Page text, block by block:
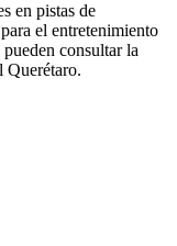
en pistas de
el entretenimiento
consultar la
Querétaro.